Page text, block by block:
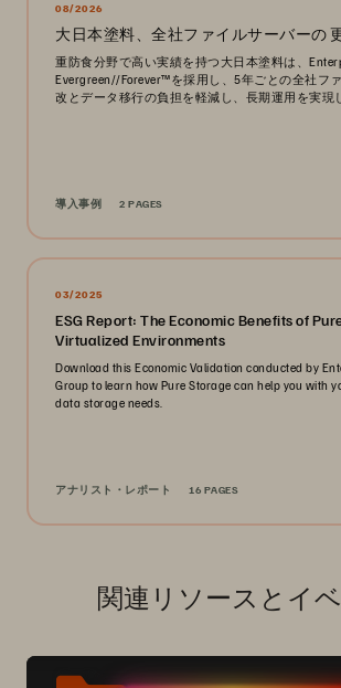
08/2026
大日本塗料、全社ファイルサーバーの
重防食分野で高い実績を持つ大日本塗料は、
Evergreen//Forever™を採用し、5年ごとの全社フ
改とデータ移行の負担を軽減し、長期運用を実現
導入事例 2 PAGES
03/2025
ESG Report: The Economic Benefits of
Virtualized Environments
Download this Economic Validation conducted by
Group to learn how Pure Storage can help you with
data storage needs.
アナリスト・レポート 16 PAGES
関連リソースとイ